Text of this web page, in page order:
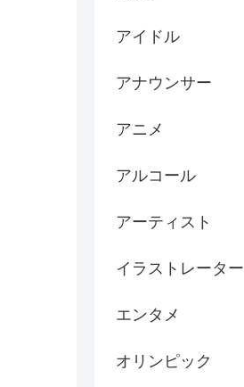
アイドル
アナウンサー
アニメ
アルコール
アーティスト
イラストレーター
エンタメ
オリンピック